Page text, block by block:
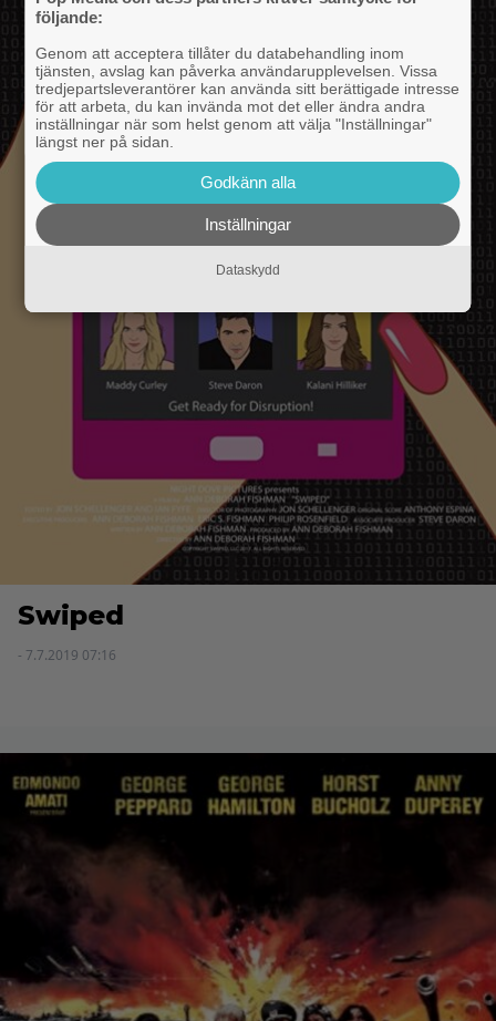
Swiped
- 7.7.2019 07:16
följande:
Genom att acceptera tillåter du databehandling inom
tjänsten, avslag kan påverka användarupplevelsen. Vissa
tredjepartsleverantörer kan använda sitt berättigade intresse
för att arbeta, du kan invända mot det eller ändra andra
inställningar när som helst genom att välja "Inställningar"
längst ner på sidan.
Godkänn alla
Inställningar
Dataskydd